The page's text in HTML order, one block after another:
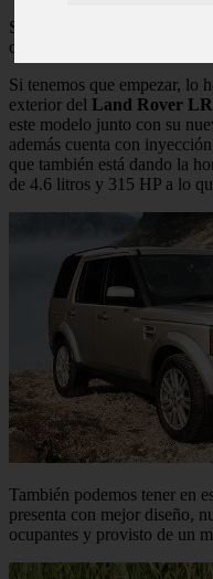
Según esto, tenemos una
como lo mejor que se
Si tenemos que empezar, lo
exterior del Land Rover
este modelo junto con su
además cuenta con
que también está dando la
de 4.6 litros y 315 HP a lo
También podemos tener en
presenta con mejor diseño,
ocupantes y provisto de un